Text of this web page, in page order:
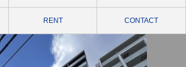
RENT CONTACT